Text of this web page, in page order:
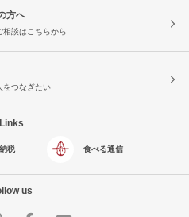
方へ
相談はこちらから
をつなぎたい
Links
税 食べる通信
us